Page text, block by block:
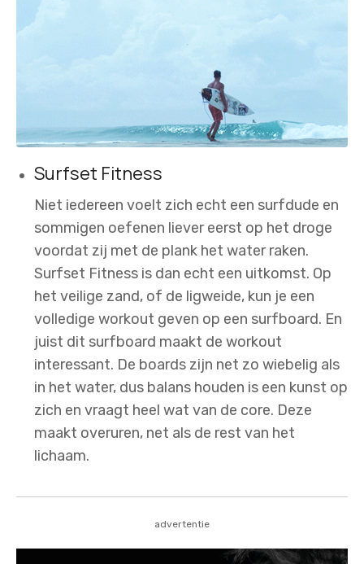
Surfset Fitness
Niet iedereen voelt zich echt een surfdude en
sommigen oefenen liever eerst op het droge
voordat zij met de plank het water raken.
Surfset Fitness is dan echt een uitkomst. Op
het veilige zand, of de ligweide, kun je een
volledige workout geven op een surfboard. En
juist dit surfboard maakt de workout
interessant. De boards zijn net zo wiebelig als
in het water, dus balans houden is een kunst op
zich en vraagt heel wat van de core. Deze
maakt overuren, net als de rest van het
lichaam.
advertentie